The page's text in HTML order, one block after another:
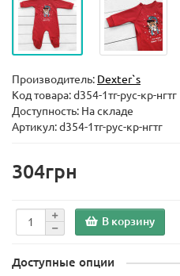
Производитель: Dexter`s
Код товара:d354-1тг-рус-кр-нгтг
Доступность: На складе
Артикул: d354-1тг-рус-кр-нгтг
304грн
В корзину
Доступные опции